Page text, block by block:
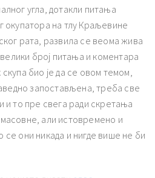
угла, дотакли питања
окупатора на тлу Краљевине
рата, развила се веома жива
велики број питања и коментара
био је да се овом темом,
запостављена, треба све
и то пре свега ради скретања
али истовремено и
они никада и нигде више не би